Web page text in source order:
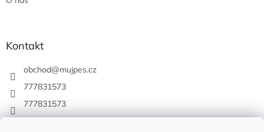
Kontakt
obchod@mujpes.cz
777831573
777831573